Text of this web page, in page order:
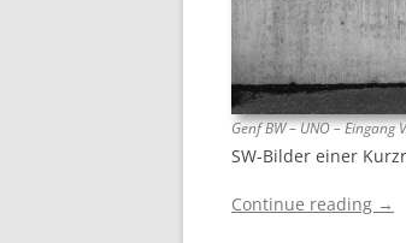
Genf BW – UNO –
SW-Bilder einer
Continue reading →